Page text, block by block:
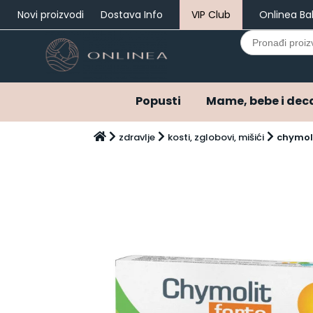
Novi proizvodi Dostava Info VIP Club Onlinea
Search
for:
Popusti Mame, bebe i
Mame, bebe i deca
Hrana za bebe i decu
Kašice za bebe i decu
Mlečne formule za bebe
Napici za bebe i decu
zdravlje kosti, zglobovi, mišići